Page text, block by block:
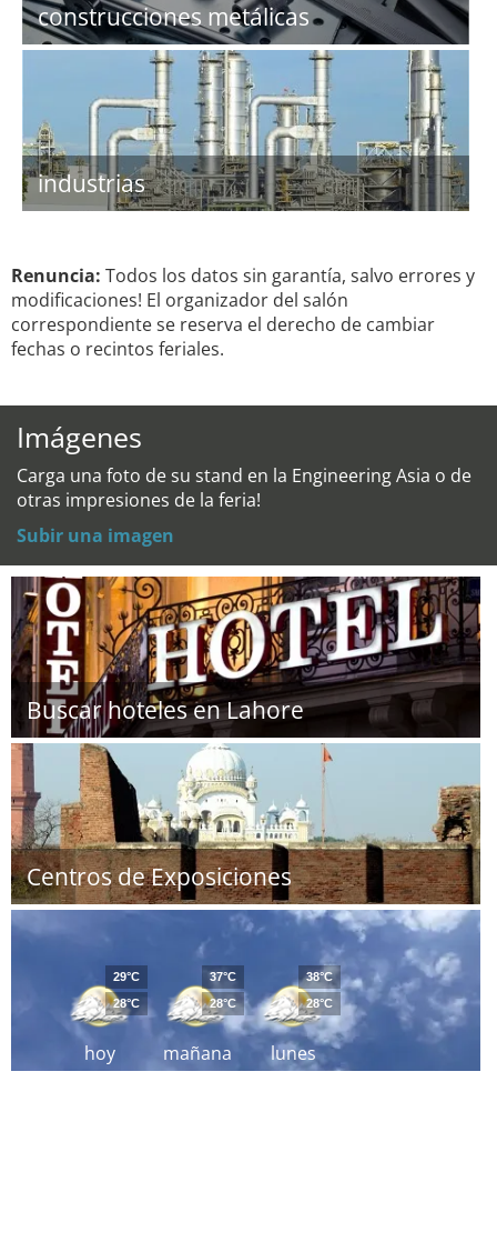
construcciones metálicas
industrias
Renuncia: Todos los datos sin garantía, salvo errores y
modificaciones! El organizador del salón
correspondiente se reserva el derecho de cambiar
fechas o recintos feriales.
Imágenes
Carga una foto de su stand en la Engineering Asia o de
otras impresiones de la feria!
Subir una imagen
Buscar hoteles en Lahore
Centros de Exposiciones
hoy
29°C
28°C
mañana
37°C
28°C
lunes
38°C
28°C